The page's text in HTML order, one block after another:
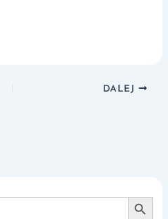
Search Button
DALEJ